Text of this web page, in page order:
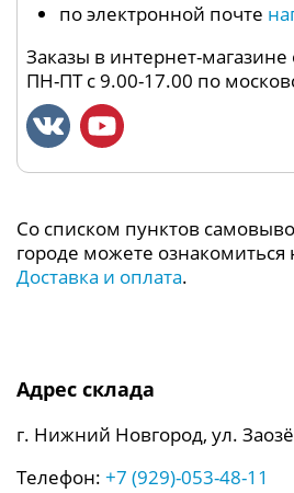
по электронной почте
Заказы в интернет-
ПН-ПТ с 9.00-17.00 по
Со списком пунктов
городе можете ознакомиться
Доставка и оплата.
Адрес склада
г. Нижний Новгород, ул.
Телефон: +7 (929)-053-48-11